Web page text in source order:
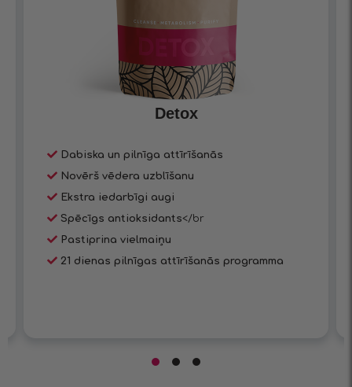
Detox
Dabiska un pilnīga attīrīšanās
Novērš vēdera uzblīšanu
Ekstra iedarbīgi augi
Spēcīgs antioksidants</br
Pastiprina vielmaiņu
21 dienas pilnīgas attīrīšanās programma